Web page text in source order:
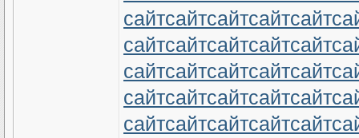
сайтсайтсайтсайтсайт
сайтсайтсайтсайтсайт
сайтсайтсайтсайтсайт
сайтсайтсайтсайтсайт
сайтсайтсайтсайтсайт